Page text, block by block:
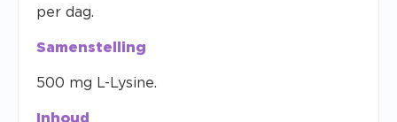
per dag.
Samenstelling
500 mg L-Lysine.
Inhoud